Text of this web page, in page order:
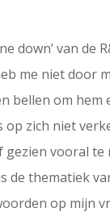
down’ van
me niet door
bellen om
zich niet
vooral te
de thematiek
op mijn